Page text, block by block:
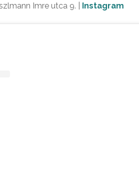
Imre utca 9. | Instagram